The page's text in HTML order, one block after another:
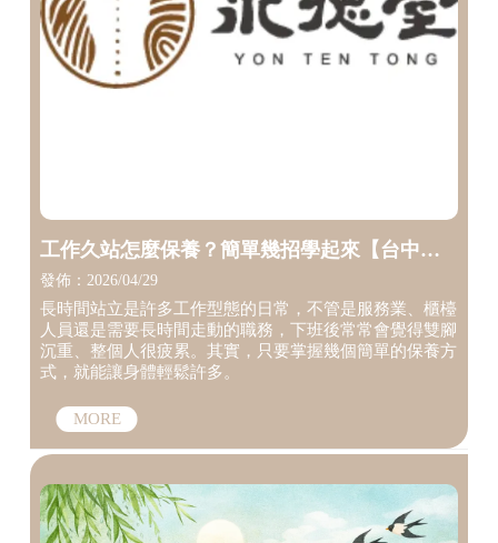
工作久站怎麼保養？簡單幾招學起來【台中傳
統整復推拿】【推拿推薦】
發佈：2026/04/29
長時間站立是許多工作型態的日常，不管是服務業、櫃檯
人員還是需要長時間走動的職務，下班後常常會覺得雙腳
沉重、整個人很疲累。其實，只要掌握幾個簡單的保養方
式，就能讓身體輕鬆許多。